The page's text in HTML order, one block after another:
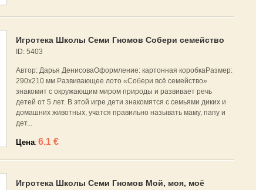
Игротека Школы Семи Гномов Собери семейство
ID: 5403
Автор: Дарья ДенисоваОформление: картонная коробкаРазмер:
290x210 мм Развивающее лото «Собери всё семейство»
знакомит с окружающим миром природы и развивает речь
детей от 5 лет. В этой игре дети знакомятся с семьями диких и
домашних животных, учатся правильно называть маму, папу и
дет...
Цена: 6.1 €
Игротека Школы Семи Гномов Мой, моя, моё